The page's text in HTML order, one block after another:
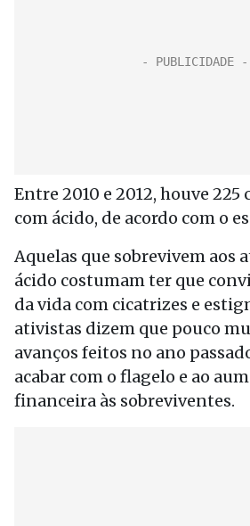
Entre 2010 e 2012, houve 225
com ácido, de acordo com o
Aquelas que sobrevivem aos
ácido costumam ter que
da vida com cicatrizes e
ativistas dizem que pouco
avanços feitos no ano
acabar com o flagelo e ao
financeira às sobreviventes.